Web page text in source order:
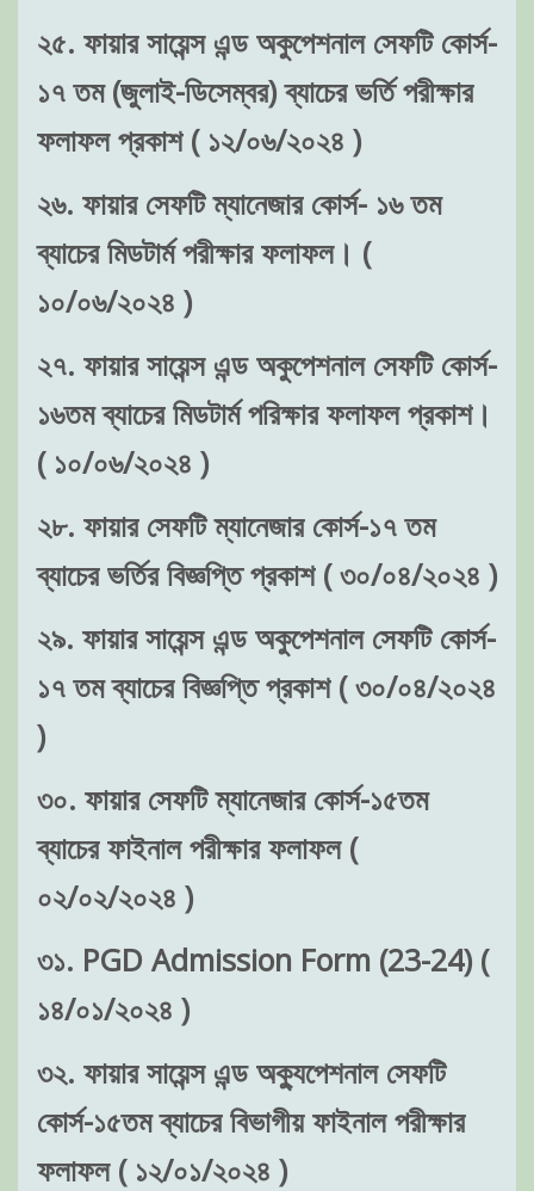
২৫. ফায়ার সায়েন্স এন্ড অকুপেশনাল সেফটি কোর্স-
১৭ তম (জুলাই-ডিসেম্বর) ব্যাচের ভর্তি পরীক্ষার
ফলাফল প্রকাশ ( ১২/০৬/২০২৪ )
২৬. ফায়ার সেফটি ম্যানেজার কোর্স- ১৬ তম
ব্যাচের মিডটার্ম পরীক্ষার ফলাফল। (
১০/০৬/২০২৪ )
২৭. ফায়ার সায়েন্স এন্ড অকুপেশনাল সেফটি কোর্স-
১৬তম ব্যাচের মিডটার্ম পরিক্ষার ফলাফল প্রকাশ।
( ১০/০৬/২০২৪ )
২৮. ফায়ার সেফটি ম্যানেজার কোর্স-১৭ তম
ব্যাচের ভর্তির বিজ্ঞপ্তি প্রকাশ ( ৩০/০৪/২০২৪ )
২৯. ফায়ার সায়েন্স এন্ড অকুপেশনাল সেফটি কোর্স-
১৭ তম ব্যাচের বিজ্ঞপ্তি প্রকাশ ( ৩০/০৪/২০২৪
)
৩০. ফায়ার সেফটি ম্যানেজার কোর্স-১৫তম
ব্যাচের ফাইনাল পরীক্ষার ফলাফল (
০২/০২/২০২৪ )
৩১. PGD Admission Form (23-24) (
১৪/০১/২০২৪ )
৩২. ফায়ার সায়েন্স এন্ড অক্যুপেশনাল সেফটি
কোর্স-১৫তম ব্যাচের বিভাগীয় ফাইনাল পরীক্ষার
ফলাফল ( ১২/০১/২০২৪ )